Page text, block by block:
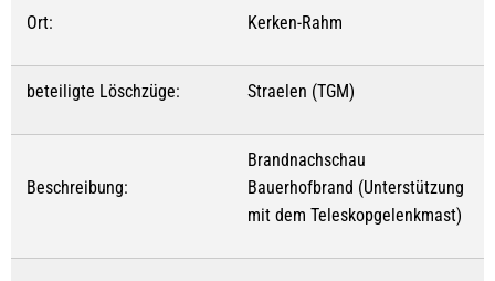
Ort: Kerken-Rahm
beteiligte Löschzüge: Straelen (TGM)
Beschreibung:
Brandnachschau
Bauerhofbrand (Unterstützung
mit dem Teleskopgelenkmast)